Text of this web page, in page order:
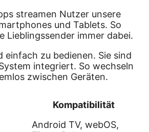
streamen Nutzer unsere
und Tablets. So
Lieblingssender immer dabei.
einfach zu bedienen. Sie sind
integriert. So wechseln
zwischen Geräten.
Kompatibilität
Android TV, webOS,